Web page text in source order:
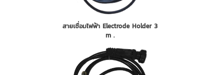
สายเชื่อมไฟฟ้า Electrode Holder 3
m .